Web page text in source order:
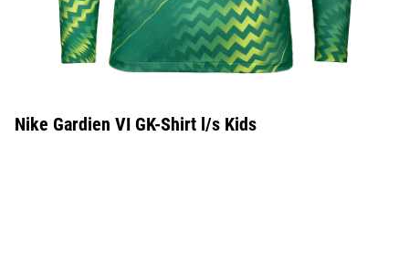
Nike Gardien VI GK-Shirt l/s Kids